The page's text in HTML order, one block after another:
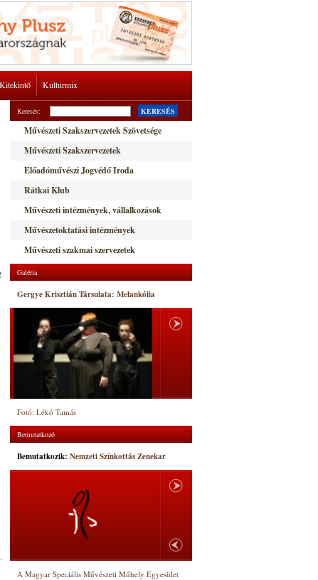
Kitekintő Kulturmix
Keresés: KERESÉS
Művészeti Szakszervezetek Szövetsége
Művészeti Szakszervezetek
Előadóművészi Jogvédő Iroda
Rátkai Klub
Művészeti intézmények, vállalkozások
Művészetoktatási intézmények
Művészeti szakmai szervezetek
Galéria
Gergye Krisztián Társulata: Melankólia
Fotó: Lékó Tamás
Bemutatkozó
Bemutatkozik: Nemzeti Színkottás Zenekar
A Magyar Speciális Művészeti Műhely Egyesület